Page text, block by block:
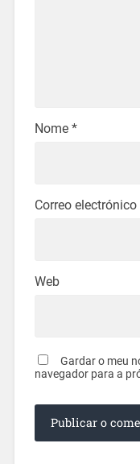
Nome *
Correo electrónico
Web
Gardar o meu
navegador para a